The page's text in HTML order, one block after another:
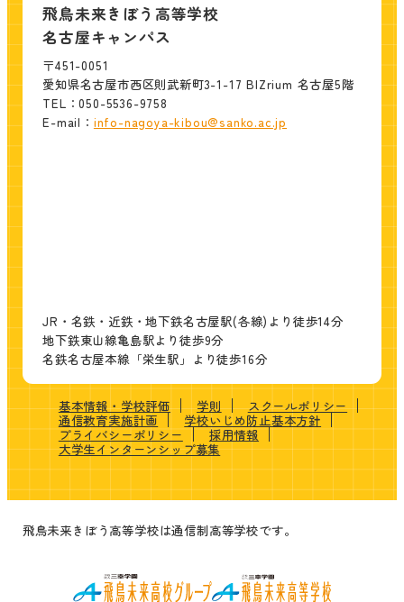
飛鳥未来きぼう高等学校
名古屋キャンパス
〒451-0051
愛知県名古屋市西区則武新町3-1-17 BIZrium 名古屋5階
TEL：050-5536-9758
E-mail： info-nagoya-kibou@sanko.ac.jp
JR・名鉄・近鉄・地下鉄名古屋駅(各線)より徒歩14分
地下鉄東山線亀島駅より徒歩9分
名鉄名古屋本線「栄生駅」より徒歩16分
基本情報・学校評価 学則
スクールポリシー
通信教育実施計画
学校いじめ防止基本方針
プライバシーポリシー
採用情報
大学生インターンシップ募集
飛鳥未来きぼう高等学校は通信制高等学校です。